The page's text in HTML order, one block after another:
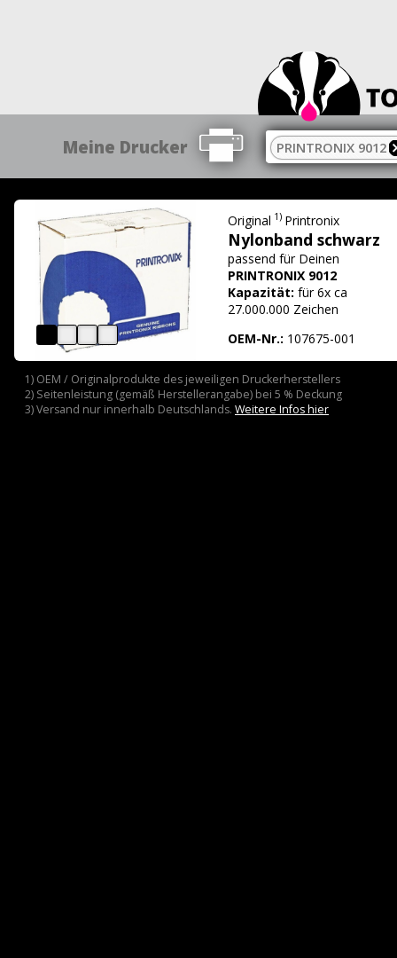
Meine Drucker PRINTRONIX 9012
Original 1) Printronix
Nylonband schwarz
passend für Deinen
PRINTRONIX 9012
Kapazität: für 6x ca
27.000.000 Zeichen
OEM-Nr.: 107675-001
1) OEM / Originalprodukte des jeweiligen Druckerherstellers
2) Seitenleistung (gemäß Herstellerangabe) bei 5 % Deckung
3) Versand nur innerhalb Deutschlands. Weitere Infos hier